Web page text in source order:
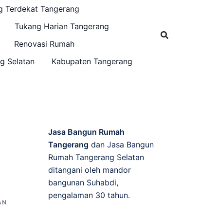
Terdekat Tangerang
Tukang Harian Tangerang
Renovasi Rumah
Selatan
Kabupaten Tangerang
Jasa Bangun Rumah
Tangerang dan Jasa Bangun
Rumah Tangerang Selatan
ditangani oleh mandor
bangunan Suhabdi,
pengalaman 30 tahun.